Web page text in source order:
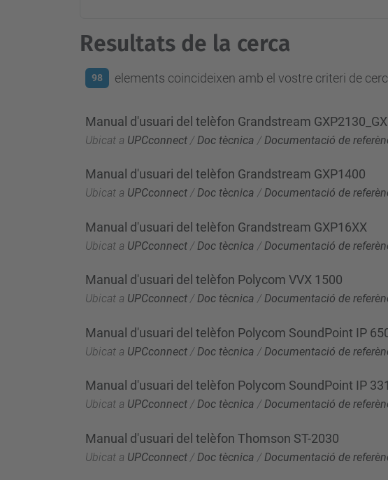
Resultats de la cerca
98 elements coincideixen amb el vostre criteri de
Manual d'usuari del telèfon Grandstream
Ubicat a UPCconnect / Doc tècnica / Documentació de
Manual d'usuari del telèfon Grandstream GXP1400
Ubicat a UPCconnect /Doc tècnica /Documentació de
Manual d'usuari del telèfon Grandstream GXP16XX
Ubicat a UPCconnect / Doc tècnica / Documentació de
Manual d'usuari del telèfon Polycom VVX 1500
Ubicat a UPCconnect /Doc tècnica /Documentació de
Manual d'usuari del telèfon Polycom SoundPoint IP
Ubicat a UPCconnect / Doc tècnica / Documentació de
Manual d'usuari del telèfon Polycom SoundPoint IP 331
Ubicat a UPCconnect /Doc tècnica /Documentació de
Manual d'usuari del telèfon Thomson ST-2030
Ubicat a UPCconnect / Doc tècnica / Documentació de